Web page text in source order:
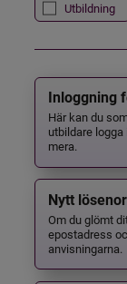
Utbildning
Inloggning
Här kan du
utbildare
mera.
Nytt
Om du glömt
epostadress
anvisningarna.